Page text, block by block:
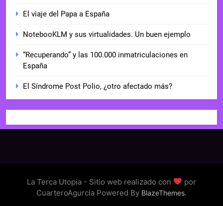
El viaje del Papa a España
NotebooKLM y sus virtualidades. Un buen ejemplo
“Recuperando” y las 100.000 inmatriculaciones en
España
El Síndrome Post Polio, ¿otro afectado más?
La Terca Utopia - Sitio web realizado con
por
CuarteroAgurcia Powered By BlazeThemes.